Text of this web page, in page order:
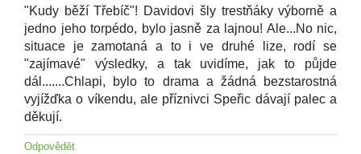
"Kudy běží Třebíč"! Davidovi šly trestňáky výborně a
jedno jeho torpédo, bylo jasně za lajnou! Ale...No nic,
situace je zamotaná a to i ve druhé lize, rodí se
"zajímavé" výsledky, a tak uvidíme, jak to půjde
dál.......Chlapi, bylo to drama a žádná bezstarostná
vyjížďka o víkendu, ale příznivci Speřic dávají palec a
děkují.
Odpovědět